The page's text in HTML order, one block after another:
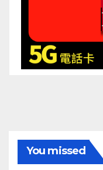
You missed